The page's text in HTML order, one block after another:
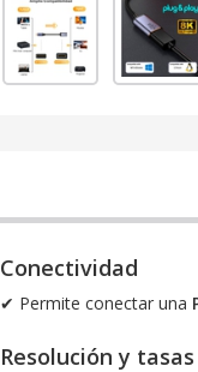
Conectividad
✔ Permite conectar una
Resolución y